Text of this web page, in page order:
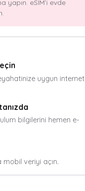
yapın. eSIM’i evde
uygun internet
bilgilerini hemen e-
mobil veriyi açın.